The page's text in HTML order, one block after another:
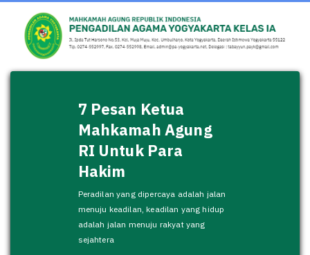
7 Pesan Ketua
Mahkamah Agung
RI Untuk Para
Hakim
Peradilan yang dipercaya adalah jalan
menuju keadilan, keadilan yang hidup
adalah jalan menuju rakyat yang
sejahtera